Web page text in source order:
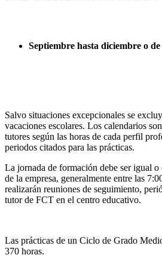
Septiembre hasta diciembre o
Salvo situaciones excepcionales se
vacaciones escolares. Los calendarios
tutores según las horas de cada perfil
periodos citados para las prácticas.
La jornada de formación debe ser igual
de la empresa, generalmente entre las
realizarán reuniones de seguimiento,
tutor de FCT en el centro educativo.
Las prácticas de un Ciclo de Grado
370 horas.